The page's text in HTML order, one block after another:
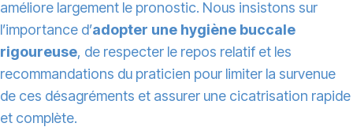
améliore largement le pronostic. Nous insistons sur
l’importance d’adopter une hygiène buccale
rigoureuse, de respecter le repos relatif et les
recommandations du praticien pour limiter la survenue
de ces désagréments et assurer une cicatrisation rapide
et complète.